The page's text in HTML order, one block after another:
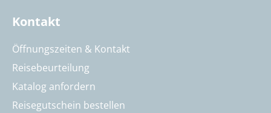
Kontakt
Öffnungszeiten & Kontakt
Reisebeurteilung
Katalog anfordern
Reisegutschein bestellen